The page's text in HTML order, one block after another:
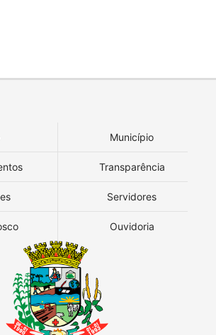
Município
Transparência
Servidores
Ouvidoria